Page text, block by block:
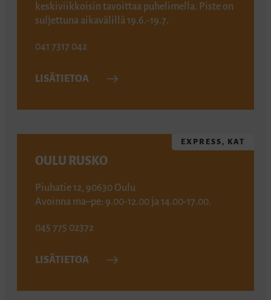
keskiviikkoisin tavoittaa puhelimella. Piste on
suljettuna aikavälillä 19.6.-19.7.
041 7317 042
LISÄTIETOA
EXPRESS, KAT
OULU RUSKO
Piuhatie 12, 90630 Oulu
Avoinna ma–pe: 9.00-12.00 ja 14.00-17.00.
045 775 02372
LISÄTIETOA